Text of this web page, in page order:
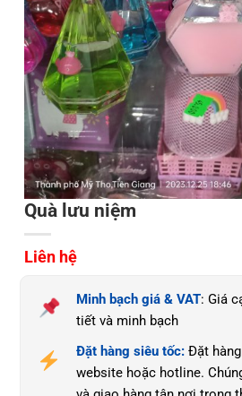
Quà lưu niệm
Liên hệ
Minh bạch giá & VAT: Giá
tiết và minh bạch
Đặt hàng siêu tốc: Đặt
website hoặc hotline.